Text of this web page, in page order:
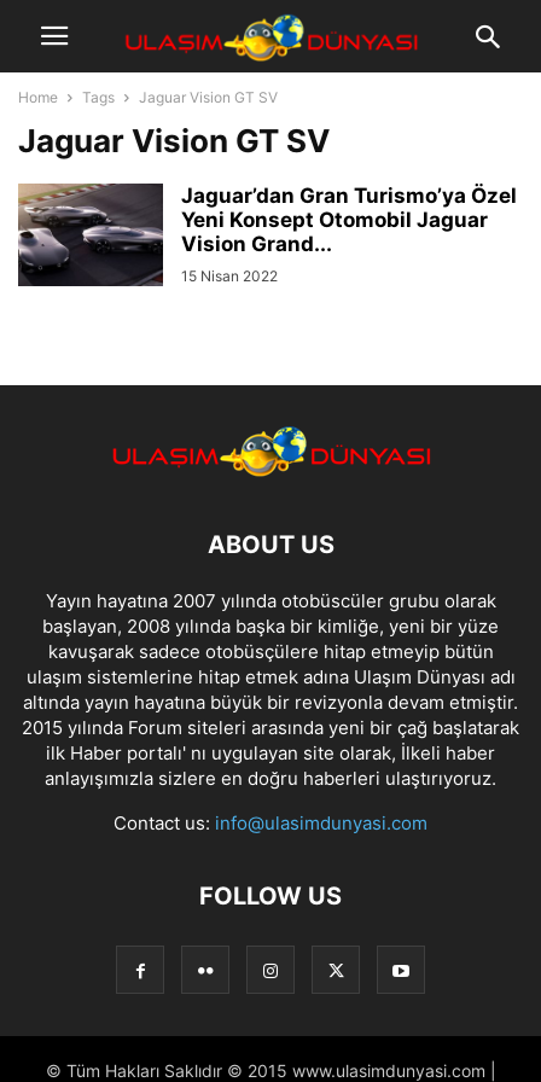
Home Tags Jaguar Vision GT SV
Jaguar Vision GT SV
Jaguar’dan Gran Turismo’ya Özel
Yeni Konsept Otomobil Jaguar
Vision Grand...
15 Nisan 2022
ABOUT US
Yayın hayatına 2007 yılında otobüscüler grubu olarak
başlayan, 2008 yılında başka bir kimliğe, yeni bir yüze
kavuşarak sadece otobüsçülere hitap etmeyip bütün
ulaşım sistemlerine hitap etmek adına Ulaşım Dünyası adı
altında yayın hayatına büyük bir revizyonla devam etmiştir.
2015 yılında Forum siteleri arasında yeni bir çağ başlatarak
ilk Haber portalı' nı uygulayan site olarak, İlkeli haber
anlayışımızla sizlere en doğru haberleri ulaştırıyoruz.
Contact us: info@ulasimdunyasi.com
FOLLOW US
© Tüm Hakları Saklıdır © 2015 www.ulasimdunyasi.com |